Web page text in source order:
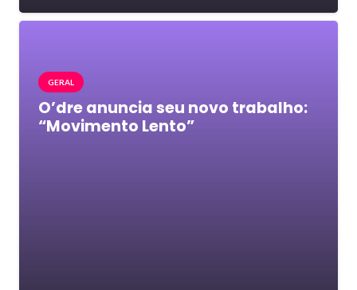
GERAL
O’dre anuncia seu novo trabalho:
“Movimento Lento”